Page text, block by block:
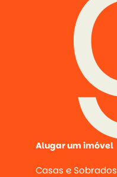
Alugar um imóvel
Casas e Sobrados